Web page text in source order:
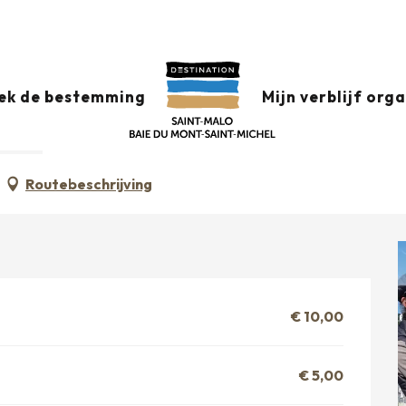
de bestemming Mijn verblijf
augustus van 15:00 tot 16:30
CŒUR DES PARCS À HUÎTRES
Routebeschrijving
€ 10,00
€ 5,00